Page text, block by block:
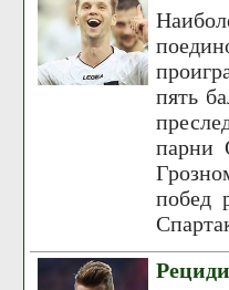
пять
парни
побед